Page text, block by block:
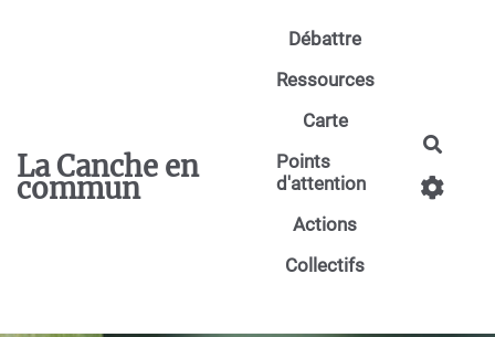
La Canche en
commun
Débattre
Ressources
Carte
Points
d'attention
Actions
Collectifs